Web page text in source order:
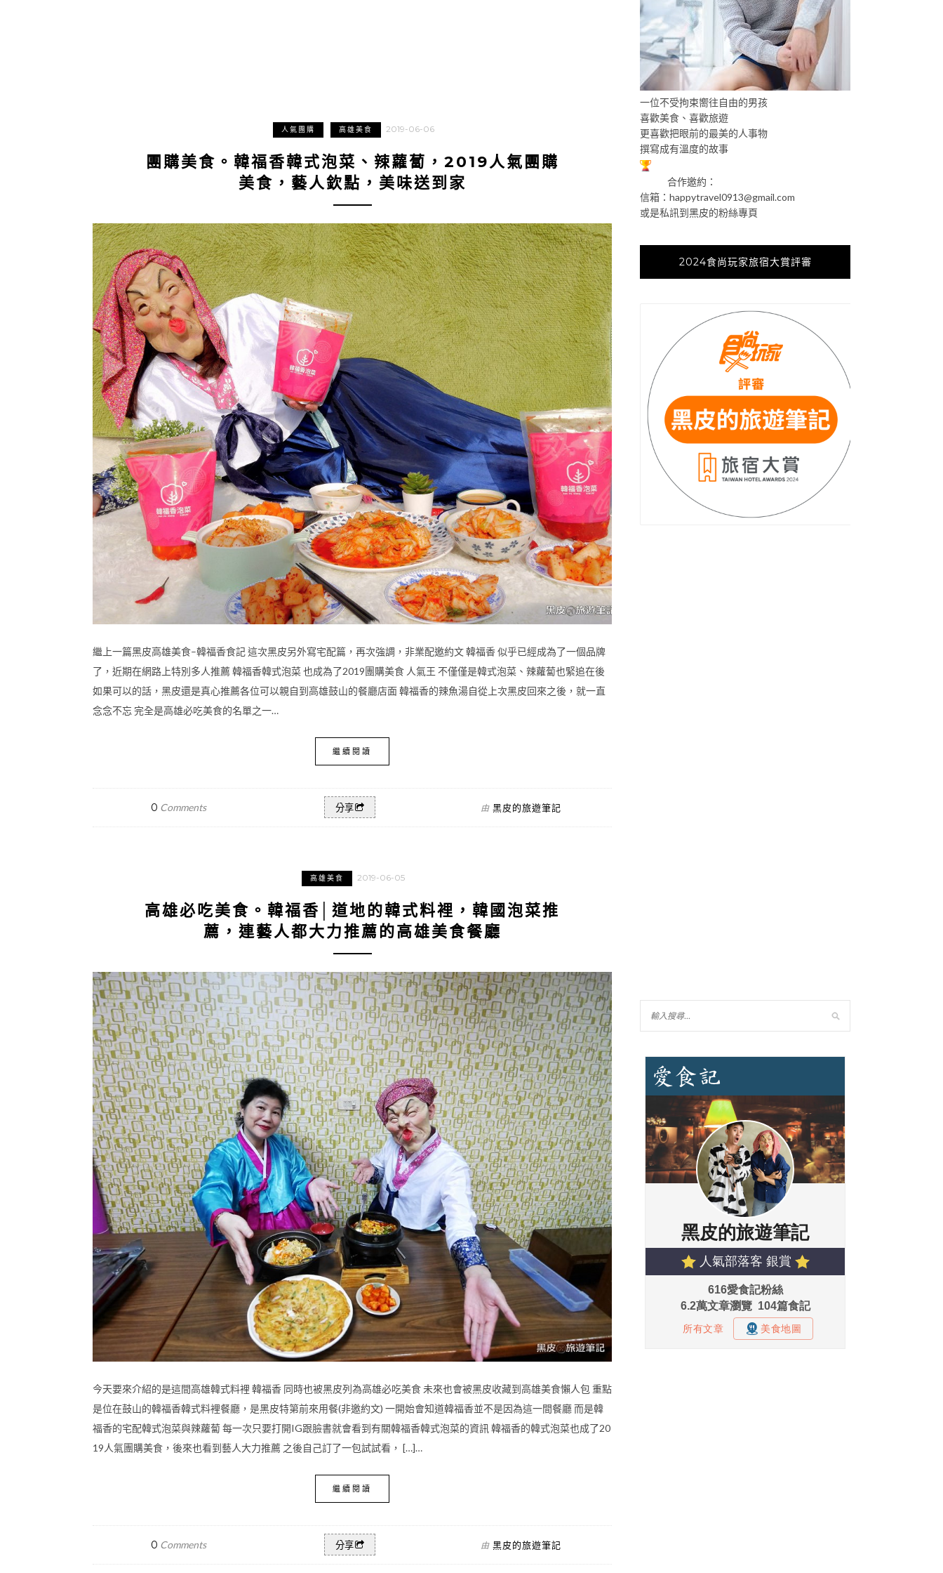
人氣團購 高雄美食 2019-06-06
團購美食。韓福香韓式泡菜、辣蘿蔔，2019人氣團購
美食，藝人欽點，美味送到家
繼上一篇黑皮高雄美食–韓福香食記 這次黑皮另外寫宅配篇，再次強調，非業配邀約文 韓福香 似乎已經成為了一個品牌
了，近期在網路上特別多人推薦 韓福香韓式泡菜 也成為了2019團購美食 人氣王 不僅僅是韓式泡菜、辣蘿蔔也緊追在後
如果可以的話，黑皮還是真心推薦各位可以親自到高雄鼓山的餐廳店面 韓福香的辣魚湯自從上次黑皮回來之後，就一直
念念不忘 完全是高雄必吃美食的名單之一…
繼續閱讀
0 Comments 分享 由 黑皮的旅遊筆記
高雄美食 2019-06-05
高雄必吃美食。韓福香│道地的韓式料裡，韓國泡菜推
薦，連藝人都大力推薦的高雄美食餐廳
今天要來介紹的是這間高雄韓式料裡 韓福香 同時也被黑皮列為高雄必吃美食 未來也會被黑皮收藏到高雄美食懶人包 重點
是位在鼓山的韓福香韓式料裡餐廳，是黑皮特第前來用餐(非邀約文) 一開始會知道韓福香並不是因為這一間餐廳 而是韓
福香的宅配韓式泡菜與辣蘿蔔 每一次只要打開IG跟臉書就會看到有關韓福香韓式泡菜的資訊 韓福香的韓式泡菜也成了20
19人氣團購美食，後來也看到藝人大力推薦 之後自己訂了一包試試看， […]…
繼續閱讀
0 Comments 分享 由 黑皮的旅遊筆記
一位不受拘束嚮往自由的男孩
喜歡美食、喜歡旅遊
更喜歡把眼前的最美的人事物
撰寫成有溫度的故事
合作邀約：
信箱： happytravel0913@gmail.com
或是私訊到黑皮的粉絲專頁
2024食尚玩家旅宿大賞評審